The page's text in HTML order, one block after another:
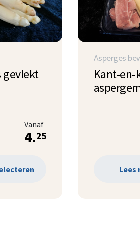
gevlekt
Vanaf
4.25
Asperges
Kant-en-
Lees